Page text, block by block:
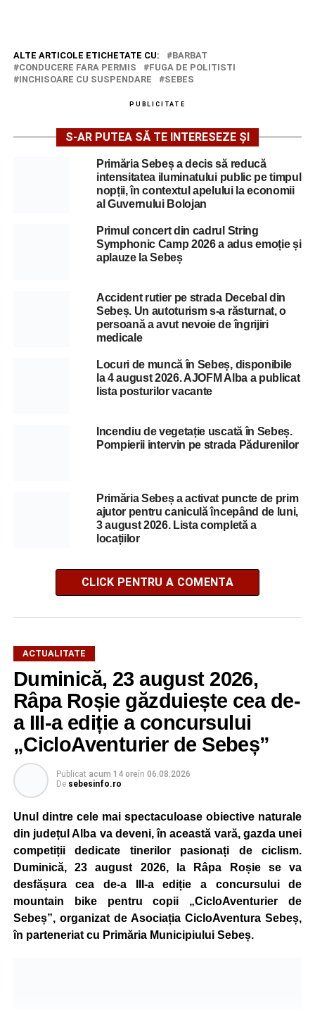
ALTE ARTICOLE ETICHETATE CU:
BARBAT
CONDUCERE FARA PERMIS
FUGA DE POLITISTI
INCHISOARE CU SUSPENDARE
SEBES
PUBLICITATE
S-AR PUTEA SĂ TE INTERESEZE ȘI
Primăria Sebeș a decis să reducă
intensitatea iluminatului public pe timpul
nopții, în contextul apelului la economii
al Guvernului Bolojan
Primul concert din cadrul String
Symphonic Camp 2026 a adus emoție și
aplauze la Sebeș
Accident rutier pe strada Decebal din
Sebeș. Un autoturism s-a răsturnat, o
persoană a avut nevoie de îngrijiri
medicale
Locuri de muncă în Sebeș, disponibile
la 4 august 2026. AJOFM Alba a publicat
lista posturilor vacante
Incendiu de vegetație uscată în Sebeș.
Pompierii intervin pe strada Pădurenilor
Primăria Sebeș a activat puncte de prim
ajutor pentru caniculă începând de luni,
3 august 2026. Lista completă a
locațiilor
CLICK PENTRU A COMENTA
ACTUALITATE
Duminică, 23 august 2026,
Râpa Roșie găzduiește cea de-
a III-a ediție a concursului
„CicloAventurier de Sebeș”
Publicat acum 14 oreîn 06.08.2026
De sebesinfo.ro
Unul dintre cele mai spectaculoase obiective naturale
din județul Alba va deveni, în această vară, gazda unei
competiții dedicate tinerilor pasionați de ciclism.
Duminică, 23 august 2026, la Râpa Roșie se va
desfășura cea de-a III-a ediție a concursului de
mountain bike pentru copii „CicloAventurier de
Sebeș”, organizat de Asociația CicloAventura Sebeș,
în parteneriat cu Primăria Municipiului Sebeș.